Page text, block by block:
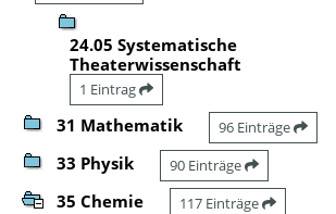
24.05 Systematische
Theaterwissenschaft
1 Eintrag
31 Mathematik 96 Einträge
33 Physik 90 Einträge
35 Chemie 117 Einträge